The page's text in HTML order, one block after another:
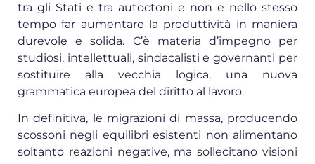
tra gli Stati e tra autoctoni e non e nello stesso
tempo far aumentare la produttività in maniera
durevole e solida. C’è materia d’impegno per
studiosi, intellettuali, sindacalisti e governanti per
sostituire alla vecchia logica, una nuova
grammatica europea del diritto al lavoro.
In definitiva, le migrazioni di massa, producendo
scossoni negli equilibri esistenti non alimentano
soltanto reazioni negative, ma sollecitano visioni